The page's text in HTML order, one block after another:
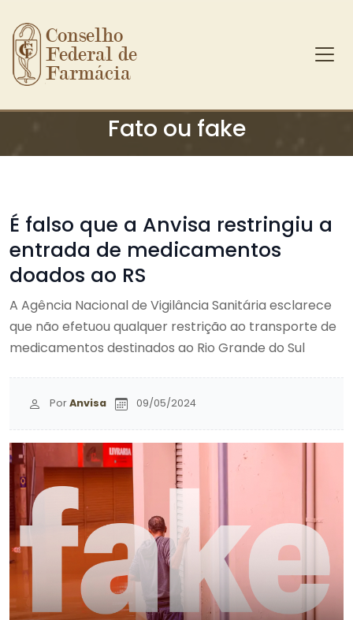
Ir para o conteúdo principal
Conselho
Federal de
Farmácia
Fato ou fake
É falso que a Anvisa restringiu a
entrada de medicamentos
doados ao RS
A Agência Nacional de Vigilância Sanitária esclarece
que não efetuou qualquer restrição ao transporte de
medicamentos destinados ao Rio Grande do Sul
PorAnvisa 09/05/2024